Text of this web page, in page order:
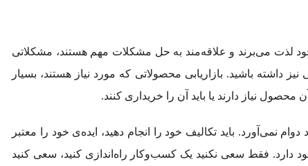
لذت می‌برند و علاقه‌مند به حل مشکلات مهم هستند، مشکلاتی
نیز داشته باشید. بازاریابی محصولاتی که مورد نیاز هستند، بسیار
نیاز دارند یا باید آن را خریداری کنند.
نمی‌آورد. باید تکالیف خود را انجام دهید، ایده‌ی خود را معتبر
دارد. فقط سعی نکنید یک کسب‌وکار راه‌اندازی کنید، سعی کنید